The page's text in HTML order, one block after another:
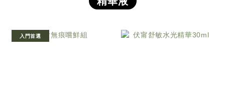
入門首選